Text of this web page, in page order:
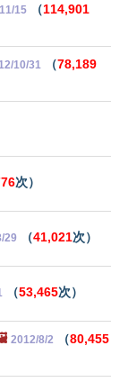
15 （114,901
10/31 （78,189
次）
29 （41,021次）
（53,465次）
2012/8/2 （80,455